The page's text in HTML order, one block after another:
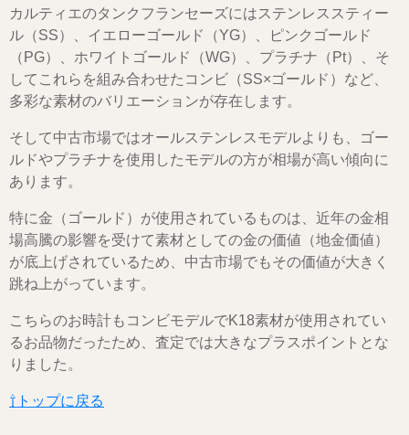
カルティエのタンクフランセーズにはステンレススティー
ル（SS）、イエローゴールド（YG）、ピンクゴールド
（PG）、ホワイトゴールド（WG）、プラチナ（Pt）、そ
してこれらを組み合わせたコンビ（SS×ゴールド）など、
多彩な素材のバリエーションが存在します。
そして中古市場ではオールステンレスモデルよりも、ゴー
ルドやプラチナを使用したモデルの方が相場が高い傾向に
あります。
特に金（ゴールド）が使用されているものは、近年の金相
場高騰の影響を受けて素材としての金の価値（地金価値）
が底上げされているため、中古市場でもその価値が大きく
跳ね上がっています。
こちらのお時計もコンビモデルでK18素材が使用されてい
るお品物だったため、査定では大きなプラスポイントとな
りました。
⇧トップに戻る